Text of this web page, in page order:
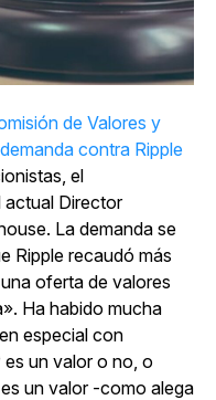
de Valores y
contra Ripple
el
actual Director
La demanda se
Ripple recaudó más
oferta de valores
Ha habido mucha
especial con
un valor o no, o
un valor -como alega